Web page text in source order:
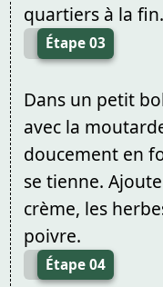
quartiers à la fin.
Étape 03
Dans un petit
avec la
doucement en
se tienne.
crème, les
poivre.
Étape 04